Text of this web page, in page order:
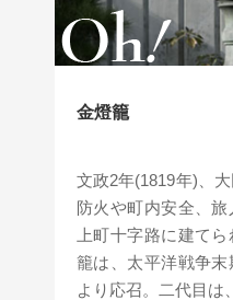
金燈籠
文政2年(1819年)、
防火や町内安全、
上町十字路に建て
籠は、太平洋戦争
より応召。二代目は